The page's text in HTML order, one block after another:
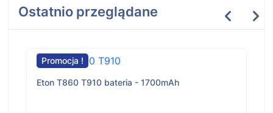
Ostatnio przeglądane
Promocja !
Eton T860 T910 bateria - 1700mAh